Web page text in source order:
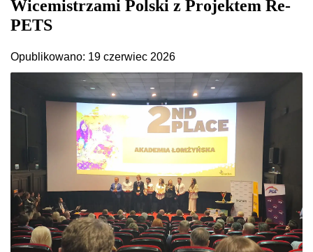
Wicemistrzami Polski z Projektem Re-
PETS
Opublikowano: 19 czerwiec 2026